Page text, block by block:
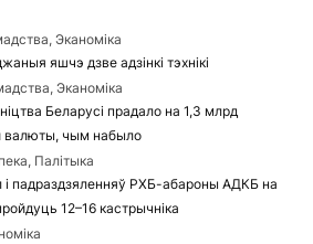
Эканоміка
яшчэ дзве адзінкі тэхнікі
Эканоміка
Беларусі прадало на 1,3 млрд
валюты, чым набыло
Палітыка
і падраздзяленняў РХБ-абароны АДКБ на
12–16 кастрычніка